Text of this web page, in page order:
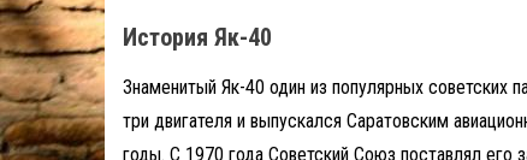
История Як-40
Знаменитый Як-40 один из популярных советских
три двигателя и выпускался Саратовским
годы. С 1970 года Советский Союз поставлял его